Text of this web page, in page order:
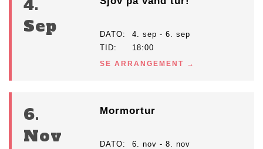
4.
Sep
DATO
4. sep - 6. sep
TID
18:00
SE ARRANGEMENT
6.
Nov
Mormortur
DATO
6. nov - 8. nov